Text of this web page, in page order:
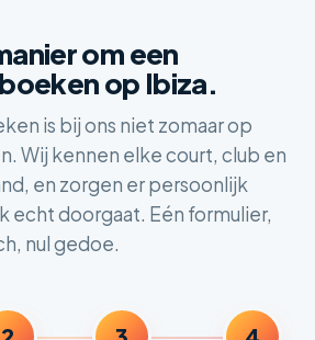
om een
op Ibiza.
is bij ons niet zomaar op
Wij kennen elke court, club en
en zorgen er persoonlijk
echt doorgaat. Eén formulier,
nul gedoe.